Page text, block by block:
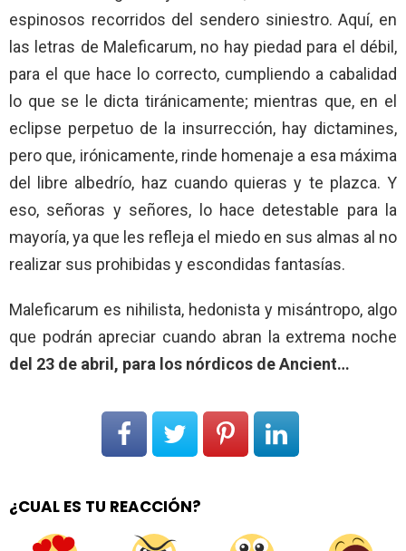
espinosos recorridos del sendero siniestro. Aquí, en
las letras de Maleficarum, no hay piedad para el débil,
para el que hace lo correcto, cumpliendo a cabalidad
lo que se le dicta tiránicamente; mientras que, en el
eclipse perpetuo de la insurrección, hay dictamines,
pero que, irónicamente, rinde homenaje a esa máxima
del libre albedrío, haz cuando quieras y te plazca. Y
eso, señoras y señores, lo hace detestable para la
mayoría, ya que les refleja el miedo en sus almas al no
realizar sus prohibidas y escondidas fantasías.
Maleficarum es nihilista, hedonista y misántropo, algo
que podrán apreciar cuando abran la extrema noche
del 23 de abril, para los nórdicos de Ancient…
¿CUAL ES TU REACCIÓN?